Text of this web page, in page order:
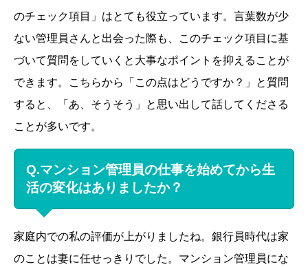
のチェック項目」はとても役立っています。言葉数が少
ない管理員さんと出会った際も、このチェック項目に基
づいて質問をしていくと大事なポイントを抑えることが
できます。こちらから「この点はどうですか？」と質問
すると、「あ、そうそう」と思い出して話してくださる
ことが多いです。
Q.マンション管理員の仕事を始めてから生
活の変化はありましたか？
家庭内での私の評価が上がりましたね。銀行員時代は家
のことは妻に任せっきりでした。マンション管理員にな